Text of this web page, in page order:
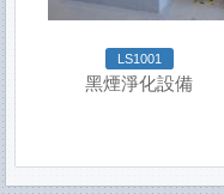
LS1001
黑煙淨化設備